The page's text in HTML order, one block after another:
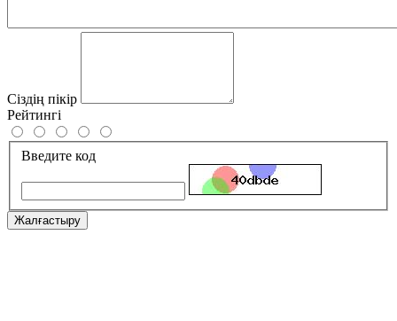
Сіздің пікір
Рейтингі
Введите код
Жалғастыру